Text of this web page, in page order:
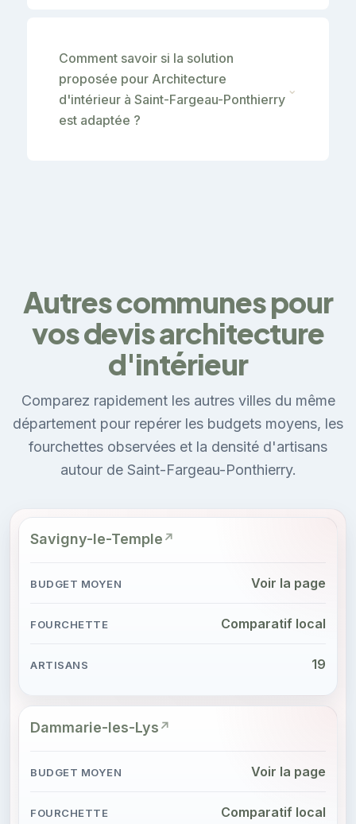
Comment savoir si la solution
proposée pour Architecture
d'intérieur à Saint-Fargeau-Ponthierry
est adaptée ?
⌄
Autres communes pour
vos devis architecture
d'intérieur
Comparez rapidement les autres villes du même
département pour repérer les budgets moyens, les
fourchettes observées et la densité d'artisans
autour de Saint-Fargeau-Ponthierry.
Savigny-le-Temple
Voir la page
Comparatif local
19
Dammarie-les-Lys
Voir la page
Comparatif local